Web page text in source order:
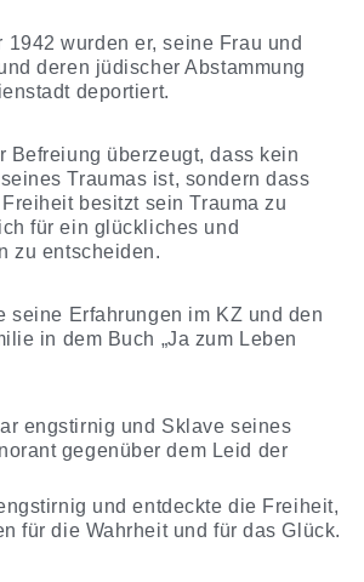
1942 wurden er, seine Frau und
deren jüdischer Abstammung
deportiert.
Befreiung überzeugt, dass kein
Traumas ist, sondern dass
besitzt sein Trauma zu
für ein glückliches und
zu entscheiden.
seine Erfahrungen im KZ und den
in dem Buch „Ja zum Leben
engstirnig und Sklave seines
gegenüber dem Leid der
und entdeckte die Freiheit,
für die Wahrheit und für das Glück.